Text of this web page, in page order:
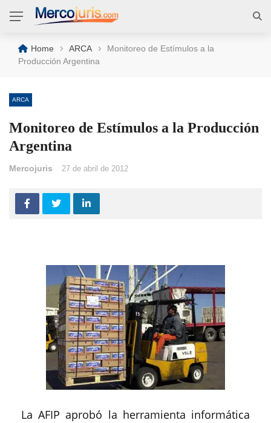
Home › ARCA ›
Monitoreo de Estímulos a la
Producción Argentina
ARCA
Monitoreo de Estímulos a la Producción
Argentina
Mercojuris 27 de abril de 2012
La AFIP aprobó la herramienta informática